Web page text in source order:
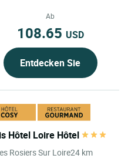
erwartet...
Ab
108.65 USD
Entdecken Sie
Hôtel Loire Hôtel
Rosiers Sur Loire24 km